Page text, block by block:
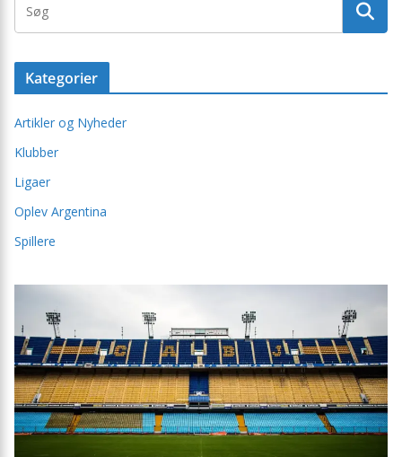
Kategorier
Artikler og Nyheder
Klubber
Ligaer
Oplev Argentina
Spillere